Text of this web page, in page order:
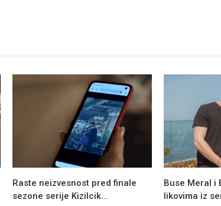
Raste neizvesnost pred finale
sezone serije Kizilcik...
Buse Meral i
likovima iz